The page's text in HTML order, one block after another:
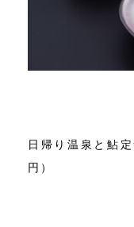
日帰り温泉と鮎
円）